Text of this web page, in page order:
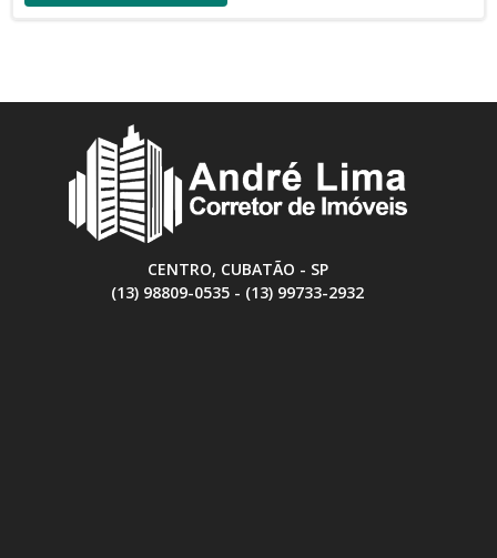
CENTRO, CUBATÃO - SP
(13) 98809-0535 - (13) 99733-2932